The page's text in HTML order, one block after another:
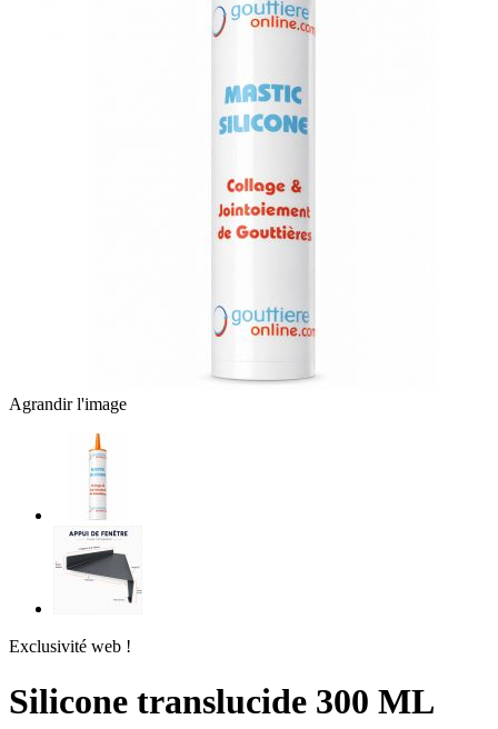
Agrandir l'image
Exclusivité web !
Silicone translucide 300 ML